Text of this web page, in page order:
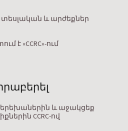
տեսլական և արժեքներ
է «CCRC»-ում
և աջակցեք
CCRC-ով